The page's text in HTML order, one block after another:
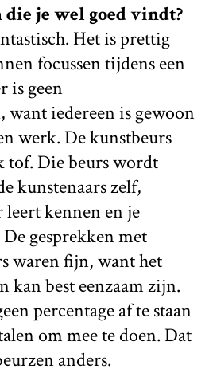
je wel goed vindt?
Het is prettig
focussen tijdens een
is geen
iedereen is gewoon
werk. De kunstbeurs
Die beurs wordt
kunstenaars zelf,
kennen en je
gesprekken met
waren fijn, want het
kan best eenzaam zijn.
percentage af te staan
om mee te doen. Dat
anders.